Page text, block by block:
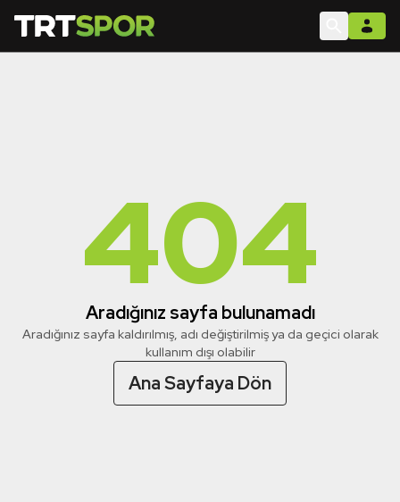
404
Aradığınız sayfa bulunamadı
Aradığınız sayfa kaldırılmış, adı değiştirilmiş ya da geçici olarak
kullanım dışı olabilir
Ana Sayfaya Dön